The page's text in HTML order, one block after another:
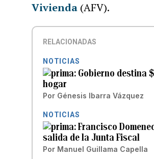
Vivienda (AFV).
RELACIONADAS
NOTICIAS
Gobierno destina
hogar
Por Génesis Ibarra Vázquez
NOTICIAS
Francisco
salida de la Junta Fiscal
Por Manuel Guillama Capella